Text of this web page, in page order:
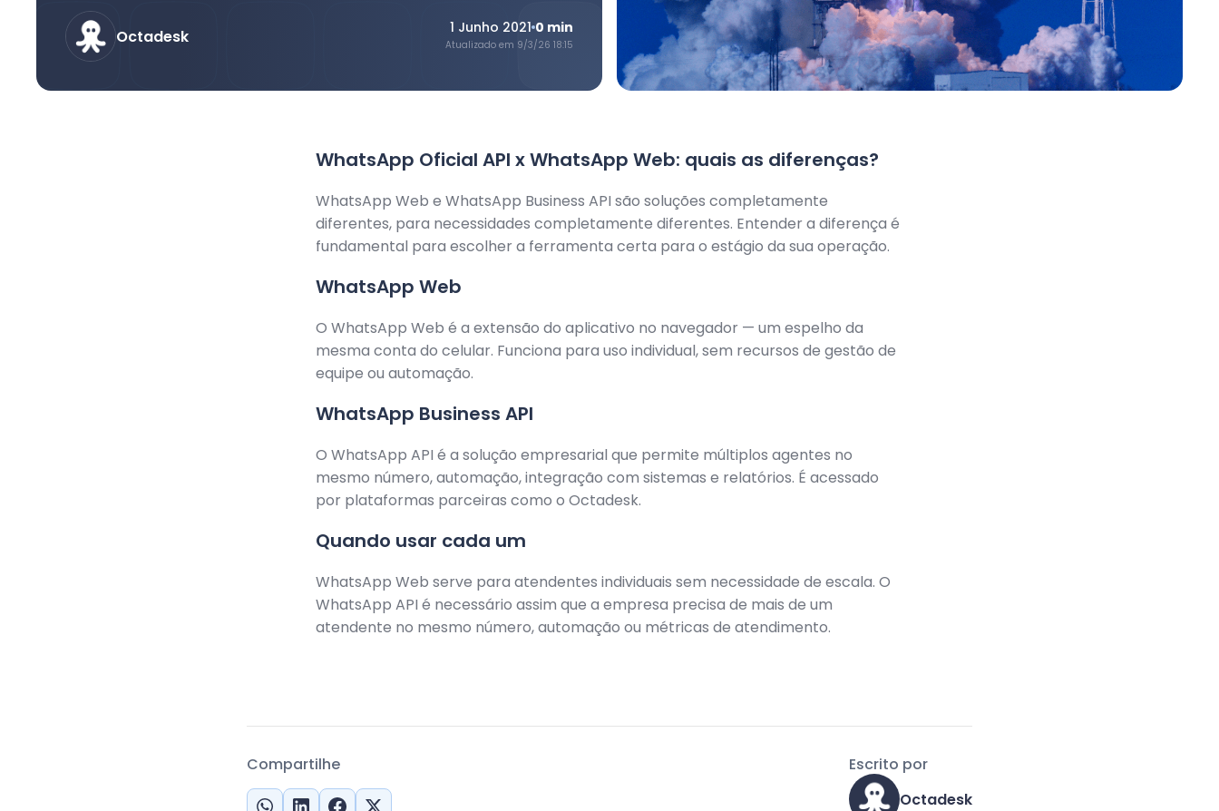
Octadesk 1 Junho 2021 0 min
Atualizado em 9/3/26 18:15
WhatsApp Oficial API x WhatsApp Web: quais as diferenças?
WhatsApp Web e WhatsApp Business API são soluções completamente
diferentes, para necessidades completamente diferentes. Entender a diferença é
fundamental para escolher a ferramenta certa para o estágio da sua operação.
WhatsApp Web
O WhatsApp Web é a extensão do aplicativo no navegador — um espelho da
mesma conta do celular. Funciona para uso individual, sem recursos de gestão de
equipe ou automação.
WhatsApp Business API
O WhatsApp API é a solução empresarial que permite múltiplos agentes no
mesmo número, automação, integração com sistemas e relatórios. É acessado
por plataformas parceiras como o Octadesk.
Quando usar cada um
WhatsApp Web serve para atendentes individuais sem necessidade de escala. O
WhatsApp API é necessário assim que a empresa precisa de mais de um
atendente no mesmo número, automação ou métricas de atendimento.
Compartilhe
Escrito por
Octadesk